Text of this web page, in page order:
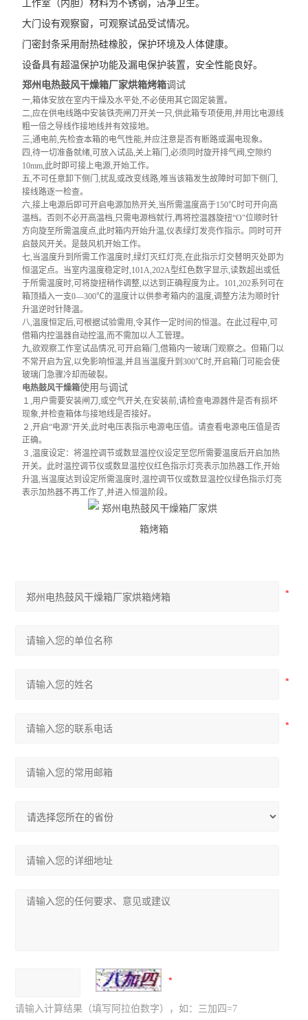
工作室（内胆）材料为不锈钢，洁净卫生。
大门设有观察窗，可观察试品受试情况。
门密封条采用耐热硅橡胶，保护环境及人体健康。
设备具有超温保护功能及漏电保护装置，安全性能良好。
郑州电热鼓风干燥箱厂家烘箱烤箱调试
一,箱体安放在室内干燥及水平处,不必使用其它固定装置。
二,应在供电线路中安装铁壳闸刀开关一只,供此箱专项使用,并用比电源线
粗一倍之导线作接地线并有效接地。
三,通电前,先检查本箱的电气性能,并应注意是否有断路或漏电现象。
四,待一切准备就绪,可放入试品,关上箱门,必须同时旋开排气阀,空隙约
10mm,此时即可接上电源,开始工作。
五,不可任意卸下侧门,扰乱或改变线路,唯当该箱发生故障时可卸下侧门,
接线路逐一检查。
六,接上电源后即可开启电源加热开关,当所需温度高于150℃时可开向高
温档。否则不必开高温档,只需电源档就行,再将控温器旋扭“O"位顺时针
方向旋至所需温度点,此时箱内开始升温,仪表绿灯发亮作指示。同时可开
启鼓风开关。是鼓风机开始工作。
七,当温度升到所需工作温度时,绿灯灭红灯亮,在此指示灯交替明灭处即为
恒温定点。当室内温度稳定时,101A,202A型红色数字显示,读数超出或低
于所需温度时,可将旋扭稍作调整,以达到正确程度为止。 101,202系列可在
箱顶插入一支0—300℃的温度计以供参考箱内的温度,调整方法为顺时针
升温逆时针降温。
八,温度恒定后,可根据试验需用,令其作一定时间的恒温。在此过程中,可
借箱内控温器自动控温,而不需加以人工管理。
九,欲观察工作室试品情况,可开启箱门,借箱内一玻璃门观察之。但箱门以
不常开启为宜,以免影响恒温,并且当温度升到300℃时,开启箱门可能会使
玻璃门急骤冷却而破裂。
电热鼓风干燥箱使用与调试
１,用户需要安装闸刀,或空气开关,在安装前,请检查电源器件是否有损坏
现象,并检查箱体与接地线是否接好。
２,开启“电源"开关,此时电压表指示电源电压值。请查看电源电压值是否
正确。
３,温度设定：将温控调节或数显温控仪设定至您所需要温度后开启加热
开关。此时温控调节仪或数显温控仪红色指示灯亮表示加热器工作,开始
升温,当温度达到设定所需温度时,温控调节仪或数显温控仪绿色指示灯亮
表示加热器不再工作了,并进入恒温阶段。
请输入计算结果（填写阿拉伯数字），如：三加四=7